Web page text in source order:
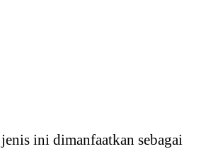
ini dimanfaatkan sebagai